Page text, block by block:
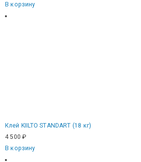
В корзину
Клей KIILTO STANDART (18 кг)
4 500₽
В корзину